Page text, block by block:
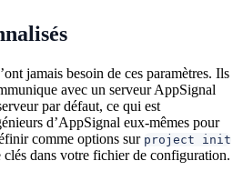
jamais besoin de ces paramètres. Ils
avec un serveur AppSignal
par défaut, ce qui est
d’AppSignal eux-mêmes pour
comme options sur project init
clés dans votre fichier de configuration.